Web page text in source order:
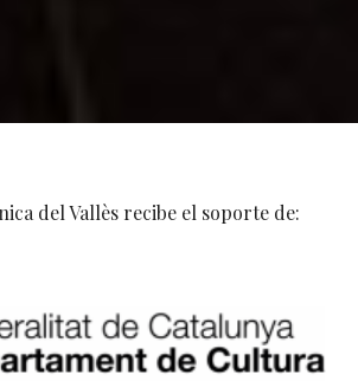
del Vallès recibe el soporte de: